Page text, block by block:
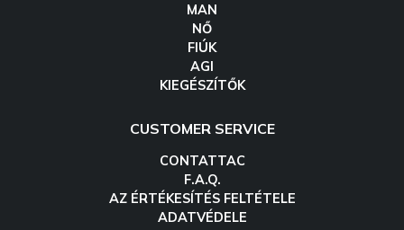
MAN
NŐ
FIÚK
AGI
KIEGÉSZÍTŐK
CUSTOMER SERVICE
CONTATTAC
F.A.Q.
AZ ÉRTÉKESÍTÉS FELTÉTELE
ADATVÉDELE